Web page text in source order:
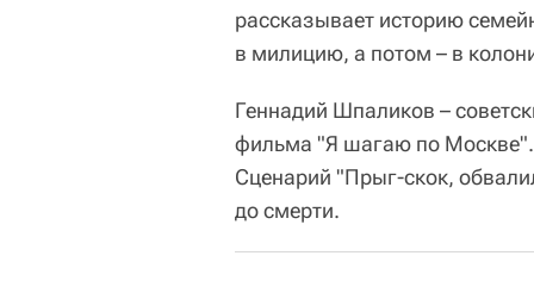
рассказывает историю
в милицию, а потом – в
Геннадий Шпаликов –
фильма "Я шагаю по Москве".
Сценарий "Прыг-скок,
до смерти.